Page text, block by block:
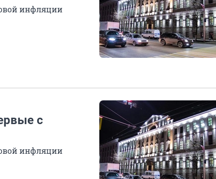
инфляции
с
инфляции